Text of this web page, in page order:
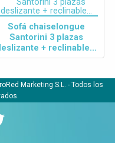
Sofá chaiselongue
Santorini 3 plazas
+ reclinable...
Marketing S.L. - Todos los